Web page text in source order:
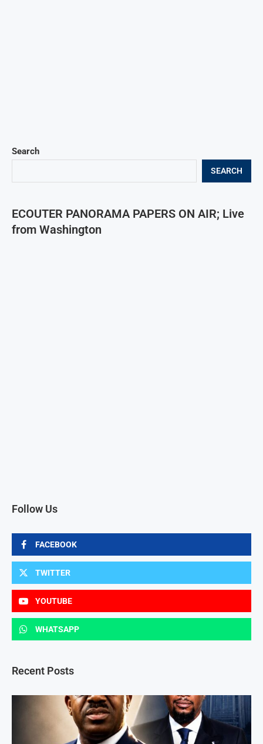
Search
SEARCH
ECOUTER PANORAMA PAPERS ON AIR; Live
from Washington
Follow Us
FACEBOOK
TWITTER
YOUTUBE
WHATSAPP
Recent Posts